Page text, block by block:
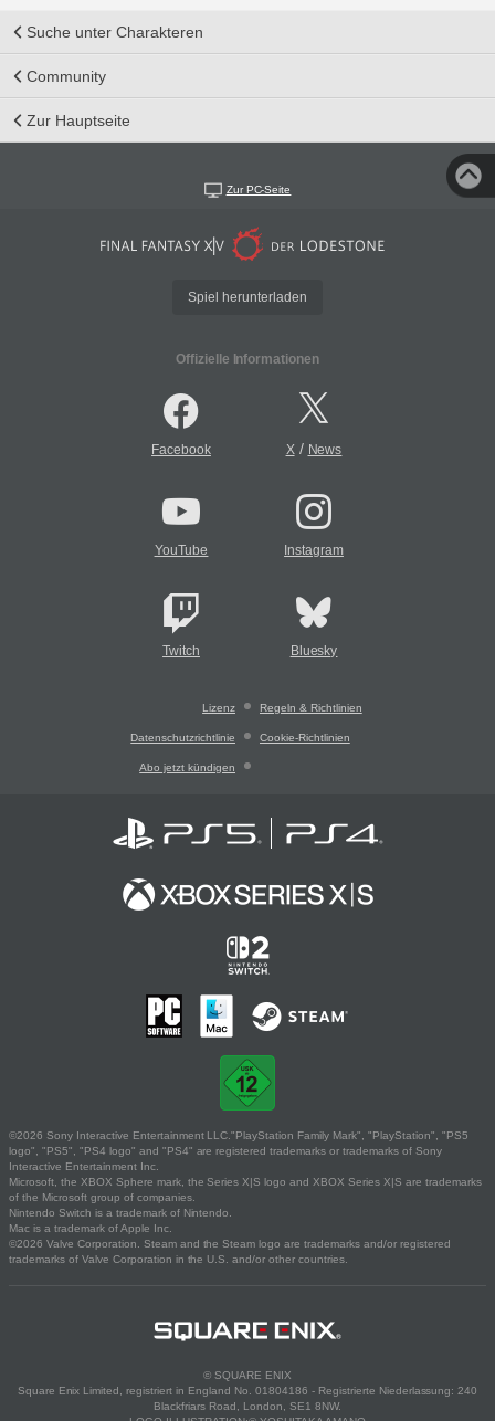
Suche unter Charakteren
Community
Zur Hauptseite
Zur PC-Seite
Spiel herunterladen
Offizielle Informationen
Facebook X/ News
YouTube Instagram
Twitch Bluesky
Lizenz Regeln & Richtlinien
Datenschutzrichtlinie Cookie-Richtlinien
Abo jetzt kündigen
©2026 Sony Interactive Entertainment LLC."PlayStation Family Mark", "PlayStation", "PS5
logo", "PS5", "PS4 logo" and "PS4" are registered trademarks or trademarks of Sony
Interactive Entertainment Inc.
Microsoft, the XBOX Sphere mark, the Series X|S logo and XBOX Series X|S are trademarks
of the Microsoft group of companies.
Nintendo Switch is a trademark of Nintendo.
Mac is a trademark of Apple Inc.
©2026 Valve Corporation. Steam and the Steam logo are trademarks and/or registered
trademarks of Valve Corporation in the U.S. and/or other countries.
© SQUARE ENIX
Square Enix Limited, registriert in England No. 01804186 - Registrierte Niederlassung: 240
Blackfriars Road, London, SE1 8NW.